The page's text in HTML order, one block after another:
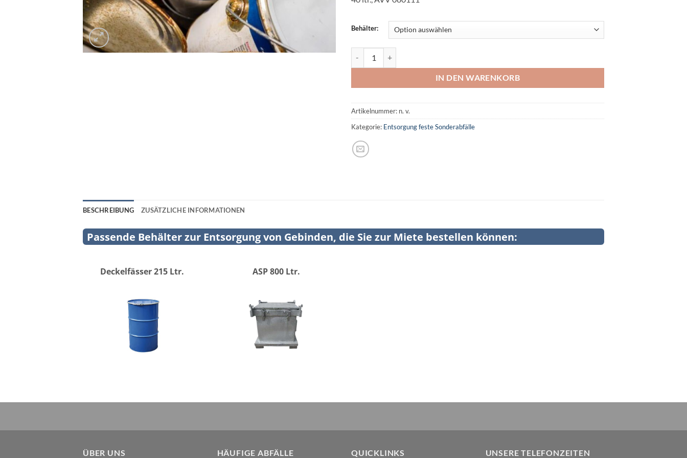
Behälter:
IN DEN WARENKORB
Artikelnummer: n. v.
Kategorie: Entsorgung feste Sonderabfälle
BESCHREIBUNG ZUSÄTZLICHE INFORMATIONEN
Passende Behälter zur Entsorgung von Gebinden, die Sie zur Miete bestellen können:
Deckelfässer 215 Ltr. ASP 800 Ltr.
ÜBER UNS HÄUFIGE ABFÄLLE QUICKLINKS UNSERE TELEFONZEITEN